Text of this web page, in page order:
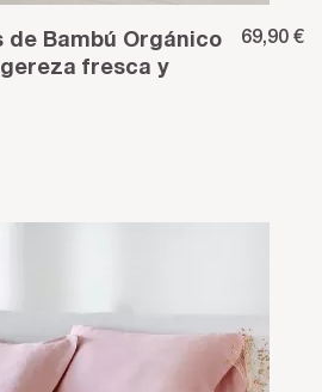
de Bambú Orgánico
fresca y
69,90 €